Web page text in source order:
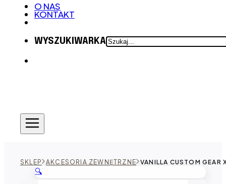
O NAS
KONTAKT
WYSZUKIWARKASZUKAJ
SKLEP AKCESORIA ZEWNĘTRZNE VANILLA CUSTOM GEAR
🔍